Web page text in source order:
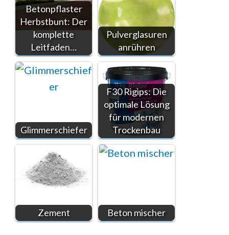
Betonpflaster
Herbstbunt: Der
komplette
Leitfaden…
Pulverglasuren
anrühren
Glimmerschiefer
F30 Rigips: Die
optimale Lösung
für modernen
Trockenbau
Zement Beton mischer